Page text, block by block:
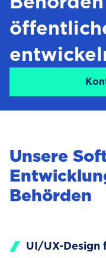
Unsere
Behörden
UI/UX-Design